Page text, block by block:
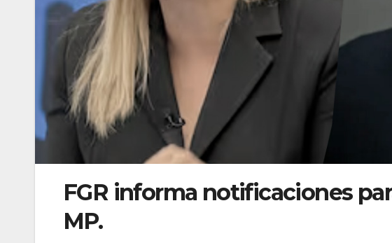
FGR informa notificaciones
MP.